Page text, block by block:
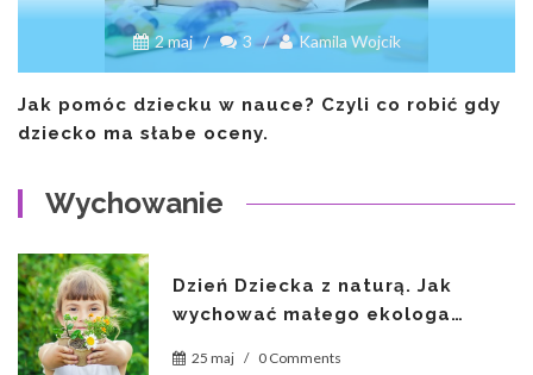
2 maj / 3 / Kamila Wojcik
Jak pomóc dziecku w nauce? Czyli co robić gdy
dziecko ma słabe oceny.
Wychowanie
Dzień Dziecka z naturą. Jak
wychować małego ekologa…
25 maj / 0 Comments